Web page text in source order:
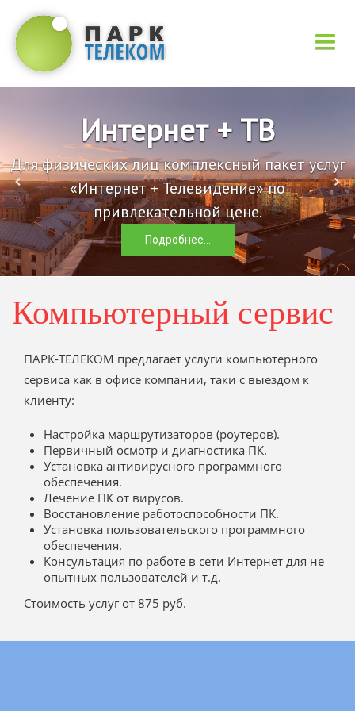
УСЛУГИ
КОНТАКТЫ
ДОКУМЕНТЫ
Интернет + ТВ
Для физических лиц комплексный пакет услуг
«Интернет + Телевидение» по
привлекательной цене.
Подробнее...
Компьютерный сервис
ПАРК-ТЕЛЕКОМ предлагает услуги компьютерного
сервиса как в офисе компании, таки с выездом к
клиенту:
Настройка маршрутизаторов (роутеров).
Первичный осмотр и диагностика ПК.
Установка антивирусного программного
обеспечения.
Лечение ПК от вирусов.
Восстановление работоспособности ПК.
Установка пользовательского программного
обеспечения.
Консультация по работе в сети Интернет для не
опытных пользователей и т.д.
Стоимость услуг от 875 руб.